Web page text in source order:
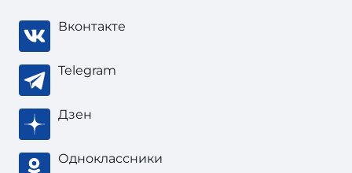
Вконтакте
Telegram
Дзен
Одноклассники